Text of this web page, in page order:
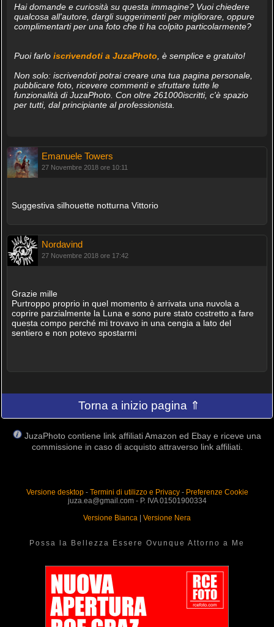
Hai domande e curiosità su questa immagine? Vuoi chiedere
qualcosa all'autore, dargli suggerimenti per migliorare, oppure
complimentarti per una foto che ti ha colpito particolarmente?
Puoi farlo iscrivendoti a JuzaPhoto, è semplice e gratuito!
Non solo: iscrivendoti potrai creare una tua pagina personale,
pubblicare foto, ricevere commenti e sfruttare tutte le
funzionalità di JuzaPhoto. Con oltre 261000iscritti, c'è spazio
per tutti, dal principiante al professionista.
Emanuele Towers
27 Novembre 2018 ore 10:11
Suggestiva silhouette notturna Vittorio
Nordavind
27 Novembre 2018 ore 17:42
Grazie mille
Purtroppo proprio in quel momento è arrivata una nuvola a
coprire parzialmente la Luna e sono pure stato costretto a fare
questa compo perché mi trovavo in una cengia a lato del
sentiero e non potevo spostarmi
Torna a inizio pagina ⇑
JuzaPhoto contiene link affiliati Amazon ed Ebay e riceve una
commissione in caso di acquisto attraverso link affiliati.
Versione desktop- Termini di utilizzo e Privacy- Preferenze Cookie
juza.ea@gmail.com - P. IVA 01501900334
Versione Bianca
Versione Nera
Possa la Bellezza Essere Ovunque Attorno a Me